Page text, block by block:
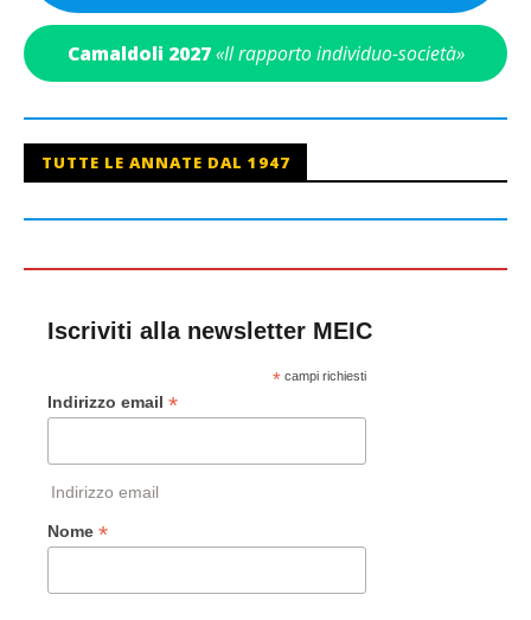
Camaldoli 2027 «Il rapporto individuo-società»
TUTTE LE ANNATE DAL 1947
Iscriviti alla newsletter MEIC
*campi richiesti
Indirizzo email *
Indirizzo email
Nome *